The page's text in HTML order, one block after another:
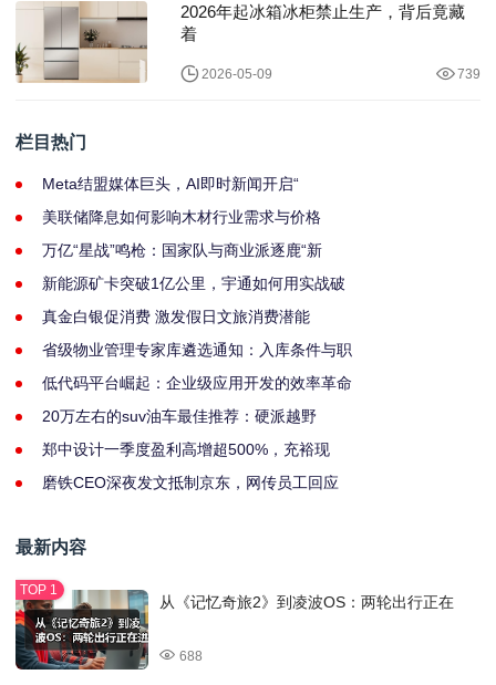
2026年起冰箱冰柜禁止生产，背后竟藏
着
2026-05-09 739
栏目热门
Meta结盟媒体巨头，AI即时新闻开启“
美联储降息如何影响木材行业需求与价格
万亿“星战”鸣枪：国家队与商业派逐鹿“新
新能源矿卡突破1亿公里，宇通如何用实战破
真金白银促消费 激发假日文旅消费潜能
省级物业管理专家库遴选通知：入库条件与职
低代码平台崛起：企业级应用开发的效率革命
20万左右的suv油车最佳推荐：硬派越野
郑中设计一季度盈利高增超500%，充裕现
磨铁CEO深夜发文抵制京东，网传员工回应
最新内容
从《记忆奇旅2》到凌波OS：两轮出行正在
688